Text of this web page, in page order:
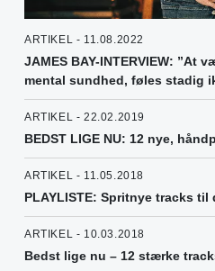
ARTIKEL - 11.08.2022
JAMES BAY-INTERVIEW: ”At
mental sundhed, føles stadig
ARTIKEL - 22.02.2019
BEDST LIGE NU: 12 nye,
ARTIKEL - 11.05.2018
PLAYLISTE: Spritnye tracks til
ARTIKEL - 10.03.2018
Bedst lige nu – 12 stærke